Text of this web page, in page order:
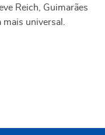
Reich, Guimarães
universal.